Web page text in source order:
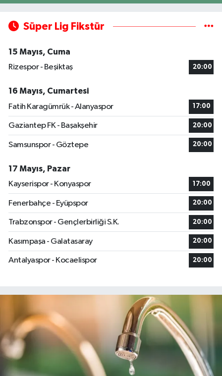
Süper Lig Fikstür
15 Mayıs, Cuma
Rizespor - Beşiktaş
20:00
16 Mayıs, Cumartesi
Fatih Karagümrük - Alanyaspor
17:00
Gaziantep FK - Başakşehir 20:00
Samsunspor - Göztepe 20:00
17 Mayıs, Pazar
Kayserispor - Konyaspor
17:00
Fenerbahçe - Eyüpspor 20:00
Trabzonspor - Gençlerbirliği S.K. 20:00
Kasımpaşa - Galatasaray 20:00
Antalyaspor - Kocaelispor 20:00